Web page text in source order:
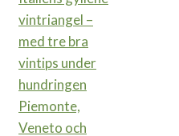
Piemonte,
Veneto och